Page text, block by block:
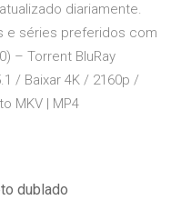
diariamente.
e séries preferidos com
– Torrent BluRay
/ Baixar 4K / 2160p /
MKV | MP4
dublado